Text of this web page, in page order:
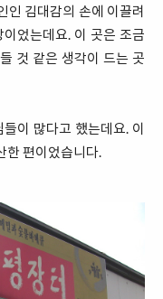
인 김대감의 손에 이끌려
었는데요. 이 곳은 조금
것 같은 생각이 드는 곳
이 많다고 했는데요. 이
한 편이었습니다.